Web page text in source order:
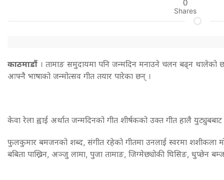
Shares
काठमाडौं । तामाङ समुदायमा पनि जन्मदिन मनाउने चलन बढ्न थालेको
आफ्नै भाषाको जन्मोत्सव गीत तयार पारेका छन् ।
केवा रेला ह्वाई अर्थात जन्मदिनको गीत शीर्षकको उक्त गीत हालै
फुलकुमार बमजनको शब्द, संगीत रहेको गीतमा उनलाई स्वरमा शशीकला
बबिता पाख्रिन, अञ्जु लामा, पुजा तामाङ, जिग्मेछ्योकी घिसिङ, धुप्छेन